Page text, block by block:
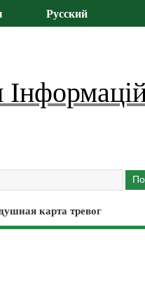
Русский
карта тревог